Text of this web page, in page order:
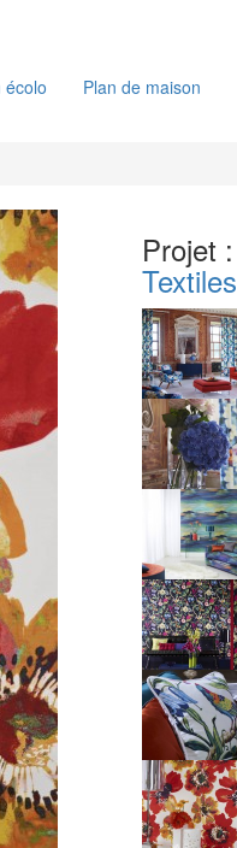
écolo Plan de maison
Projet :
Textiles